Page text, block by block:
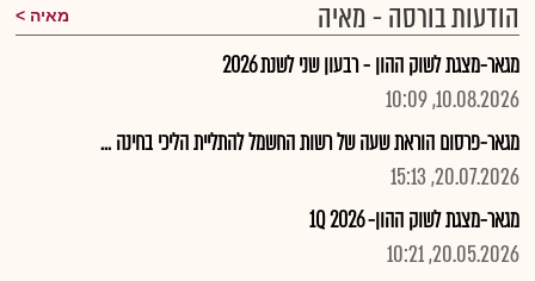
הודעות בורסה - מאיה מאיה
מגאר-מצגת לשוק ההון - רבעון שני לשנת 2026
10.08.2026, 10:09
מגאר-פרסום הוראת שעה של רשות החשמל להתליית הליכי בחינה ...
20.07.2026, 15:13
מגאר-מצגת לשוק ההון- 2026 1Q
20.05.2026, 10:21